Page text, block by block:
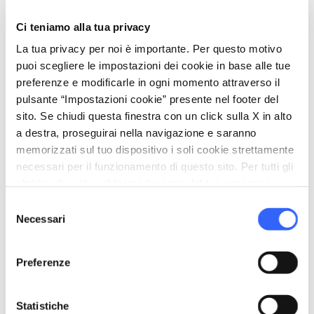
Ci teniamo alla tua privacy
La tua privacy per noi è importante. Per questo motivo
puoi scegliere le impostazioni dei cookie in base alle tue
preferenze e modificarle in ogni momento attraverso il
pulsante “Impostazioni cookie” presente nel footer del
sito. Se chiudi questa finestra con un click sulla X in alto
a destra, proseguirai nella navigazione e saranno
memorizzati sul tuo dispositivo i soli cookie strettamente
necessari per il funzionamento di questo sito. Per tutti gli
delNecessari
Preferenze
Statistiche
directions Indicazioni
Informazioni
home Dove
Area archeologica e naturalistica di
Pietramarina
QXRJ+F4 Carmignano PO, Italia
language Sito web
https://www.parcoarcheologicocarmign
ano.it/